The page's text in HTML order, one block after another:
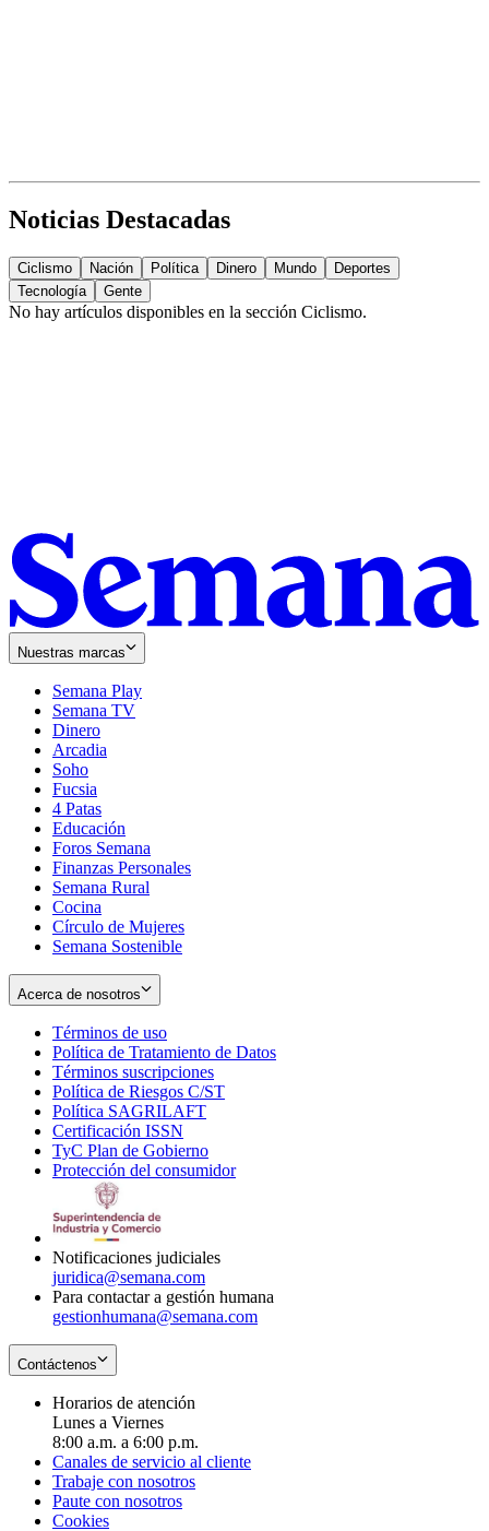
Noticias Destacadas
Ciclismo Nación Política Dinero Mundo
Deportes
Tecnología
Gente
No hay artículos disponibles en la sección Ciclismo.
Nuestras marcas
Semana Play
Semana TV
Dinero
Arcadia
Soho
in
new
window
Fucsia
in
new
window
4 Patas
Educación
Foros Semana
Finanzas Personales
Semana Rural
Cocina
Círculo de Mujeres
Semana Sostenible
Acerca de nosotros
Términos de uso
in
new
window
Política de Tratamiento de Datos
Términos suscripciones
in
Política de Riesgos C/ST
Política SAGRILAFT
new
window
Certificación ISSN
in
new
TyC Plan de Gobierno
in
Protección del consumidorOpens
Notificaciones judiciales
juridica@semana.com
Para contactar a gestión humana
gestionhumana@semana.com
Contáctenos
Horarios de atención
Lunes a Viernes
8:00 a.m. a 6:00 p.m.
Canales de servicio al cliente
Trabaje con nosotros
Paute con nosotros
Cookies